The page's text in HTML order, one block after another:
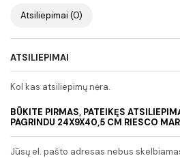
Atsiliepimai (0)
ATSILIEPIMAI
Kol kas atsiliepimų nėra.
BŪKITE PIRMAS, PATEIKĘS
PAGRINDU 24X9X40,5 CM RIESCO
Jūsų el. pašto adresas nebus